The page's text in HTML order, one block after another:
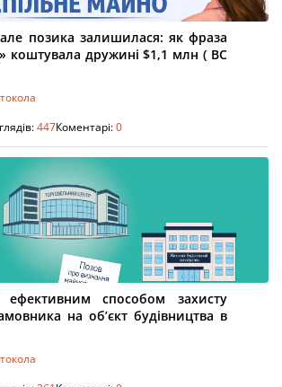
позика залишилася: як фраза
коштувала дружині $1,1 млн ( ВС
447Коментарі:0
способом захисту
на об’єкт будівництва в